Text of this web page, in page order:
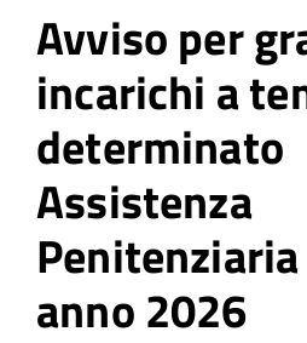
Avviso per
incarichi a
determinato
Assistenza
anno 2026